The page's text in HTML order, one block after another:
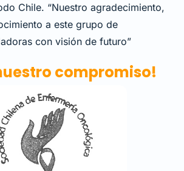
Chile. “Nuestro agradecimiento,
a este grupo de
con visión de futuro”
compromiso!